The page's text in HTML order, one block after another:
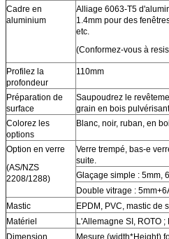
Cadre en
aluminium
Alliage 6063-T5
1.4mm pour des
etc.
(Conformez-vous à
Profilez la
profondeur
110mm
Préparation de
surface
Saupoudrez le
grain en bois
Colorez les
options
Blanc, noir, ruban, en
Option en verre
(AS/NZS
2208/1288)
Verre trempé, bas-e
suite.
Glaçage simple : 5mm,
Double vitrage :
Mastic
EPDM, PVC, mastic de
Matériel
L'Allemagne SI, ROTO
Dimension
Mesure (width*Height)